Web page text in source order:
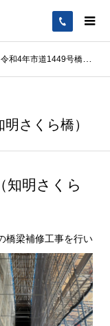
令和4年市道1449号橋梁補修工事（知明さくら橋）
さくら橋）
知明さくら
橋梁補修工事を行い